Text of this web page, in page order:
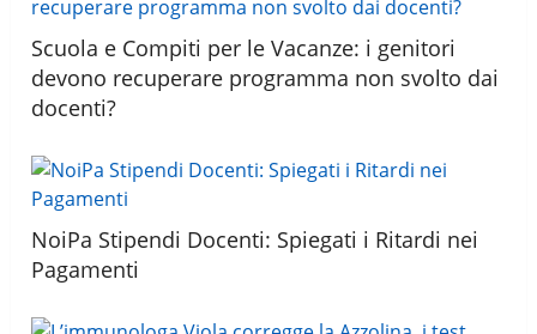
Scuola e Compiti per le Vacanze: i genitori
devono recuperare programma non svolto dai
docenti?
NoiPa Stipendi Docenti: Spiegati i Ritardi nei
Pagamenti